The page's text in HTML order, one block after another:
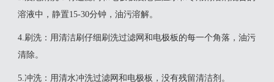
溶液中，静置15-30分钟，油污溶解。
‌4.刷洗‌：用清洁刷仔细刷洗过滤网和电极板的每一个角落，油污
清除。
‌5.冲洗‌：用清水冲洗过滤网和电极板，没有残留清洁剂。